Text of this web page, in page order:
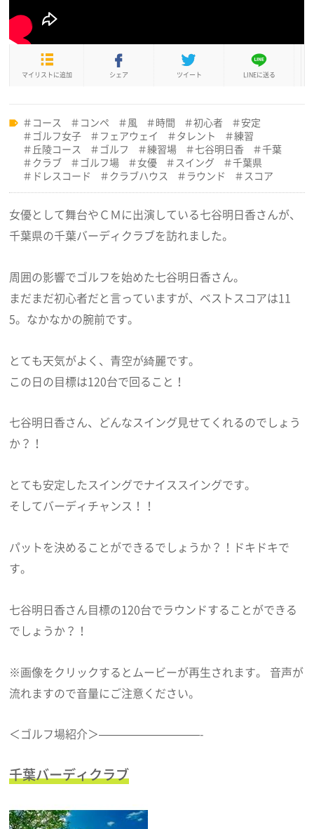
マイリストに追加 シェア ツイート LINEに送る
コース コンペ 風 時間 初心者
安定
ゴルフ女子
フェアウェイ タレント
練習
丘陵コース
ゴルフ 練習場 七谷明日香
千葉
クラブ
ゴルフ場 女優 スイング
千葉県
ドレスコード
クラブハウス ラウンド スコア
女優として舞台やＣＭに出演している七谷明日香さんが、
千葉県の千葉バーディクラブを訪れました。
周囲の影響でゴルフを始めた七谷明日香さん。
まだまだ初心者だと言っていますが、ベストスコアは11
5。なかなかの腕前です。
とても天気がよく、青空が綺麗です。
この日の目標は120台で回ること！
七谷明日香さん、どんなスイング見せてくれるのでしょう
か？！
とても安定したスイングでナイススイングです。
そしてバーディチャンス！！
パットを決めることができるでしょうか？！ドキドキで
す。
七谷明日香さん目標の120台でラウンドすることができる
でしょうか？！
※画像をクリックするとムービーが再生されます。 音声が
流れますので音量にご注意ください。
＜ゴルフ場紹介＞—————————-
千葉バーディクラブ